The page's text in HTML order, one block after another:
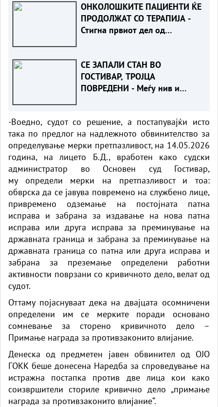
ОНКОЛОШКИТЕ ПАЦИЕНТИ ЌЕ
ПРОДОЛЖАТ СО ТЕРАПИЈА -
Стигна првиот дел од
СЕ ЗАПАЛИ СТАН ВО
ГОСТИВАР, ТРОЈЦА
ПОВРЕДЕНИ - Меѓу нив и
-Воедно, судот со решение, а постапувајќи исто
така по предлог на надлежното обвинителство за
определување мерки претпазливост, на 14.05.2026
година, на лицето Б.Д., вработен како судски
администратор во Основен суд Гостивар,
му определи мерки на претпазливост и тоа:
обврска да се јавува повремено на службено лице,
привремено одземање на постојната патна
исправа и забрана за издавање на нова патна
исправа или друга исправа за преминување на
државната граница и забрана за преминување на
државната граница со патна или друга исправа и
забрана за преземање определени работни
активности поврзани со кривичното дело, велат од
судот.
Оттаму појаснуваат дека на двајцата осомничени
определени им се мерките поради основано
сомневање за сторено кривичното дело –
Примање награда за противзаконито влијание.
Денеска од предметен јавен обвинител од ОЈО
ГОКК беше донесена Наредба за спроведување на
истражна постапка против две лица кои како
соизвршители сториле кривично дело „примање
награда за противзаконито влијание“.